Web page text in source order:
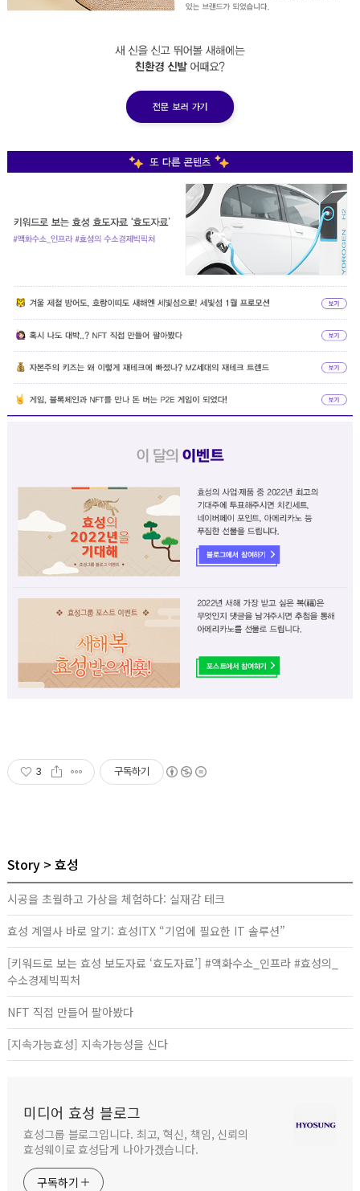
3 구독하기
Story 효성
시공을 초월하고 가상을 체험하다: 실재감 테크
효성 계열사 바로 알기: 효성ITX “기업에 필요한 IT 솔루션”
[키워드로 보는 효성 보도자료 ‘효도자료’] #액화수소_인프라 #효성의_
수소경제빅픽처
NFT 직접 만들어 팔아봤다
[지속가능효성] 지속가능성을 신다
미디어 효성 블로그
효성그룹 블로그입니다. 최고, 혁신, 책임, 신뢰의
효성웨이로 효성답게 나아가겠습니다.
구독하기